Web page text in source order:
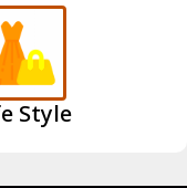
Style